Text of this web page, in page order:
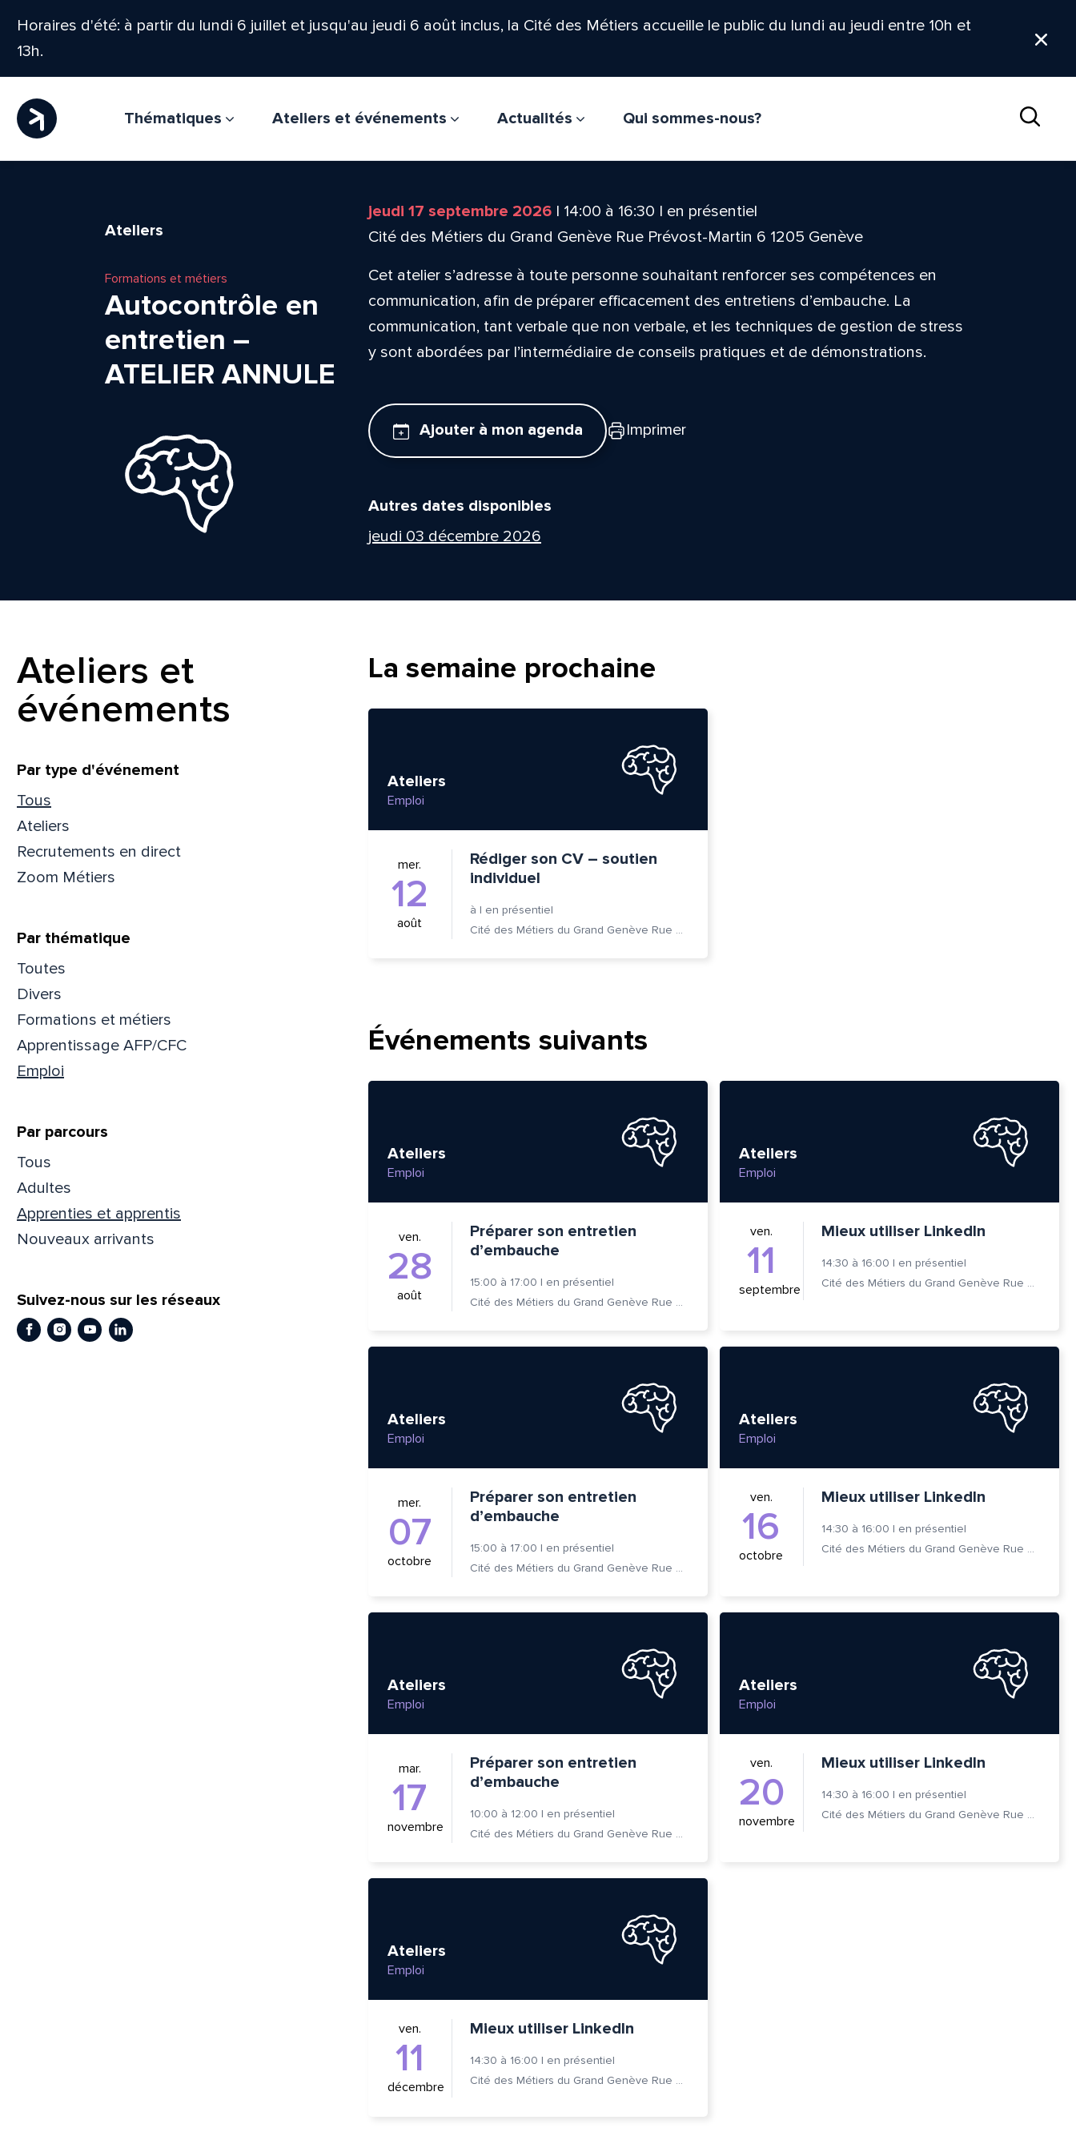
Horaires d'été: à partir du lundi 6 juillet et jusqu'au jeudi 6 août inclus, la Cité des Métiers accueille le public du lundi au jeudi entre 10h et
13h.
Thématiques Ateliers et événements Actualités
Qui sommes-nous?
Ateliers
Formations et métiers
Autocontrôle en
entretien –
ATELIER ANNULE
jeudi 17 septembre 2026| 14:00 à 16:30 | en présentiel
Cité des Métiers du Grand Genève Rue Prévost-Martin 6 1205 Genève
Cet atelier s’adresse à toute personne souhaitant renforcer ses compétences en
communication, afin de préparer efficacement des entretiens d’embauche. La
communication, tant verbale que non verbale, et les techniques de gestion de stress
y sont abordées par l’intermédiaire de conseils pratiques et de démonstrations.
Ajouter à mon agenda Imprimer
Autres dates disponibles
jeudi 03 décembre 2026
Ateliers et
événements
Filtrer
Par type d'événement
Tous
Ateliers
Recrutements en direct
Zoom Métiers
Par thématique
Toutes
Divers
Formations et métiers
Apprentissage AFP/CFC
Emploi
Par parcours
Tous
Adultes
Apprenties et apprentis
Nouveaux arrivants
Suivez-nous sur les réseaux
Facebook
Instagram
YoutubeLinkedIn
La semaine prochaine
Ateliers
Emploi
mer.
12
août
Rédiger son CV – soutien
individuel
à | en présentiel
Cité des Métiers du Grand Genève Rue Prévost-Martin 6 1205 Genève
Événements suivants
Ateliers
Emploi
ven.
28
août
Préparer son entretien
d’embauche
15:00 à 17:00 | en présentiel
Cité des Métiers du Grand Genève Rue Prévost-Martin 6 1205 Genève
Ateliers
Emploi
ven.
11
septembre
Mieux utiliser LinkedIn
14:30 à 16:00 | en présentiel
Cité des Métiers du Grand Genève Rue Prévost-Martin 6 1205 Genève
Ateliers
Emploi
mer.
07
octobre
Préparer son entretien
d’embauche
15:00 à 17:00 | en présentiel
Cité des Métiers du Grand Genève Rue Prévost-Martin 6 1205 Genève
Ateliers
Emploi
ven.
16
octobre
Mieux utiliser LinkedIn
14:30 à 16:00 | en présentiel
Cité des Métiers du Grand Genève Rue Prévost-Martin 6 1205 Genève
Ateliers
Emploi
mar.
17
novembre
Préparer son entretien
d’embauche
10:00 à 12:00 | en présentiel
Cité des Métiers du Grand Genève Rue Prévost-Martin 6 1205 Genève
Ateliers
Emploi
ven.
20
novembre
Mieux utiliser LinkedIn
14:30 à 16:00 | en présentiel
Cité des Métiers du Grand Genève Rue Prévost-Martin 6 1205 Genève
Ateliers
Emploi
ven.
11
décembre
Mieux utiliser LinkedIn
14:30 à 16:00 | en présentiel
Cité des Métiers du Grand Genève Rue Prévost-Martin 6 1205 Genève
Adresse e-mail*
Envoyer
page?
Envoyer